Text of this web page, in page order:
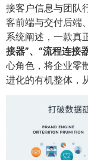
接客户信息与团队
客前端与交付后端
系统阐述，一款真
接器”、“流程连接
心角色，将企业零
进化的有机整体，